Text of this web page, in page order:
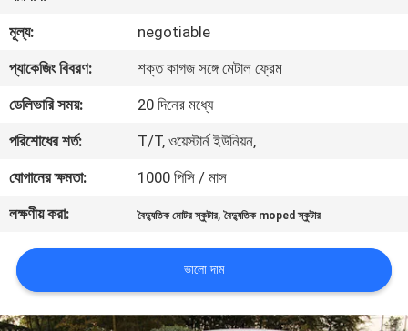
মান
নিয়ন্ত্রণ
যোগাযোগ
করুন
উদ্ধৃতির
জন্য
আবেদন
মূল্য:
negotiable
প্যাকেজিং বিবরণ:
শক্ত কাগজ সঙ্গে মেটাল ফ্রেম
ডেলিভারি সময়:
20 দিনের মধ্যে
পরিশোধের শর্ত:
T/T, ওয়েস্টার্ন ইউনিয়ন,
যোগানের ক্ষমতা:
1000 পিসি / মাস
লক্ষণীয় করা:
বৈদ্যুতিক মোটর স্কুটার,বৈদ্যুতিক moped স্কুটার
ভালো দাম